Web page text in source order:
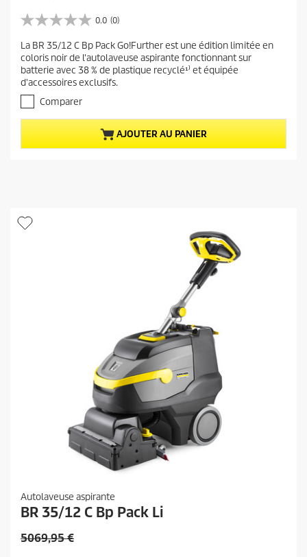
i
a
c
t
u
e
l
d
d
u
0.0 (0)
0
0
s
u
r
é
t
o
i
La BR 35/12 C Bp Pack Go!Further est une édition limitée en
coloris noir de l'autolaveuse aspirante fonctionnant sur
batterie avec 38 % de plastique recyclé¹⁾ et équipée
d'accessoires exclusifs.
Comparer
AJOUTER AU PANIER
Autolaveuse aspirante
BR 35/12 C Bp Pack Li
P
5069,95 €